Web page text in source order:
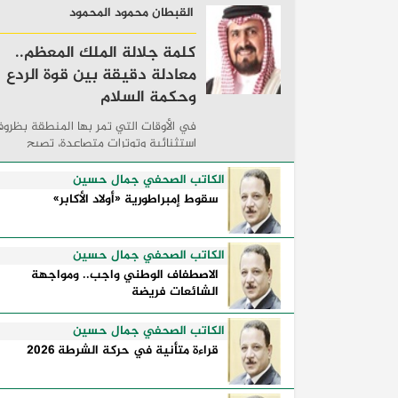
القبطان محمود المحمود
كلمة جلالة الملك المعظم..
معادلة دقيقة بين قوة الردع
وحكمة السلام
في الأوقات التي تمر بها المنطقة
استثنائية وتوترات متصاعدة، تصبح
الكلمات السياسية أكثر من مجرد مواقف
معلنة؛ فهي تكشف طريقة تفكير الدول،
وكيفية إدارتها للأزمات، والحدود التي
تفصل بين القوة ...
الكاتب الصحفي جمال حسين
سقوط إمبراطورية «أولاد الأكابر»
الكاتب الصحفي جمال حسين
الاصطفاف الوطني واجب.. ومواجهة
الشائعات فريضة
الكاتب الصحفي جمال حسين
قراءة متأنية في حركة الشرطة 2026